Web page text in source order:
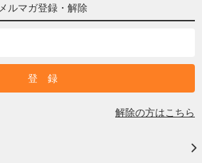
メルマガ登録・解除
解除の方はこちら